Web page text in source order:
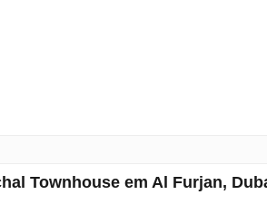
Townhouse em Al Furjan,